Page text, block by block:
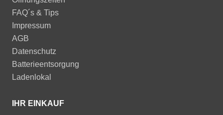
FAQ´s & Tips
Impressum
AGB
Datenschutz
Batterieentsorgung
Ladenlokal
IHR EINKAUF